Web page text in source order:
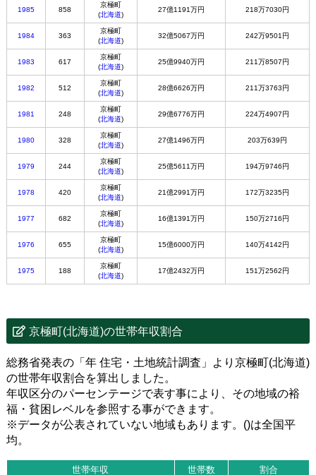
1985 858
京極町
(北海道)
27億1191万円 218万7030円
1984 363
京極町
(北海道)
32億5067万円 242万9501円
1983 617
京極町
(北海道)
25億9940万円 211万8507円
1982 512
京極町
(北海道)
28億6626万円 211万3763円
1981 248
京極町
(北海道)
29億6776万円 224万4907円
1980 328
京極町
(北海道)
27億1496万円 203万639円
1979 244
京極町
(北海道)
25億5611万円 194万9746円
1978 420
京極町
(北海道)
21億2991万円 172万3235円
1977 682
京極町
(北海道)
16億1391万円 150万2716円
1976 655
京極町
(北海道)
15億6000万円 140万4142円
1975 188
京極町
(北海道)
17億2432万円 151万2562円
京極町(北海道)の世帯年収割合
総務省発表の「年 住宅・土地統計調査」より京極町(北海道)
の世帯年収割合を算出しました。
年収区分のパーセンテージで表す事により、その地域の裕
福・貧困レベルを参照する事ができます。
※データが公表されていない地域もあります。()は全国平
均。
世帯年収 世帯数
割合